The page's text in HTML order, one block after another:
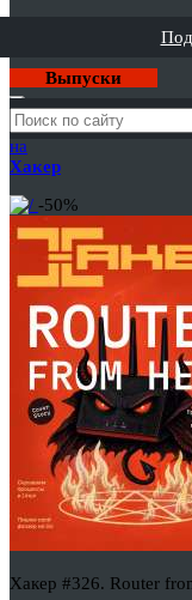
Выпуски
Годовая
подписка
на
Хакер
-50%
Хакер #326. Router